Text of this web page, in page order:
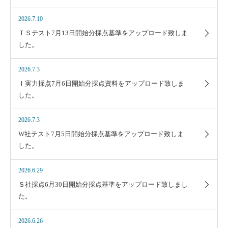
2026.7.10
ＴＳテスト7月13日開始分採点基準をアップロード致しま
した。
2026.7.3
Ｉ実力採点7月6日開始分採点資料をアップロード致しま
した。
2026.7.3
W社テスト7月5日開始分採点基準をアップロード致しま
した。
2026.6.29
Ｓ社採点6月30日開始分採点基準をアップロード致しまし
た。
2026.6.26